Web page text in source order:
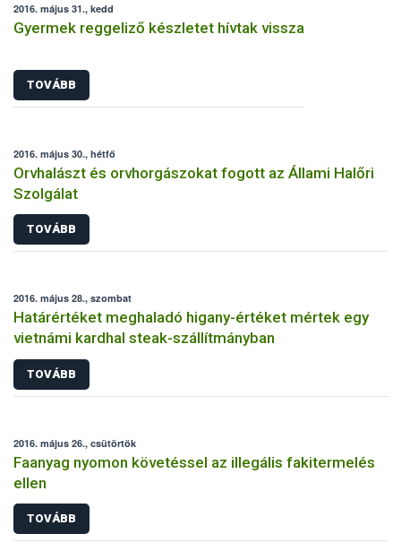
2016. május 31., kedd
Gyermek reggeliző készletet hívtak vissza
TOVÁBB
2016. május 30., hétfő
Orvhalászt és orvhorgászokat fogott az Állami Halőri
Szolgálat
TOVÁBB
2016. május 28., szombat
Határértéket meghaladó higany-értéket mértek egy
vietnámi kardhal steak-szállítmányban
TOVÁBB
2016. május 26., csütörtök
Faanyag nyomon követéssel az illegális fakitermelés
ellen
TOVÁBB